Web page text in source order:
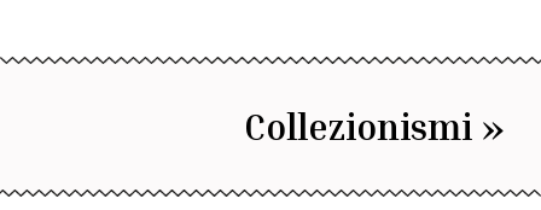
Collezionismi »